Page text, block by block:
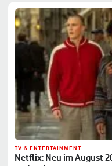
TV & ENTERTAINMENT
Netflix: Neu im August